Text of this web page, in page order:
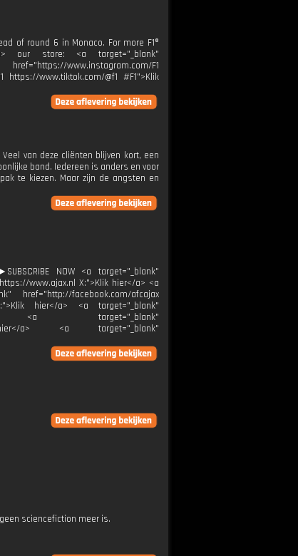
of round 6 in Monaco. For more F1®
a> our store: <a target="_blank"
www.instagram.com/F1
https://www.tiktok.com/@f1 #F1">Klik
van deze cliënten blijven kort, een
band. Iedereen is anders en voor
te kiezen. Maar zijn de angsten en
NOW <a target="_blank"
www.ajax.nl X:">Klik hier</a> <a
href="http://facebook.com/afcajax
hier</a> <a target="_blank"
a> <a target="_blank"
hier</a> <a target="_blank"
sciencefiction meer is.